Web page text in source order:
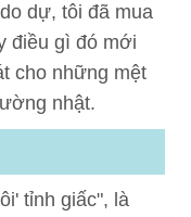
dự, tôi đã mua
điều gì đó mới
cho những mệt
nhật.
tỉnh giấc", là